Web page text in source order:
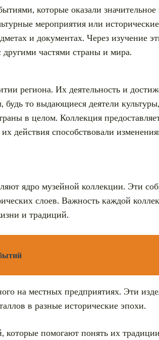
которые оказали
мероприятия или
и документах. Через изучение
другими частями страны и мира.
региона. Их деятельность и
то выдающиеся деятели
в целом. Коллекция
действия способствовали
ядро музейной коллекции. Эти
слоев. Важность каждой
и традиций.
на местных предприятиях. Эти
в разные исторические эпохи.
которые помогают понять их